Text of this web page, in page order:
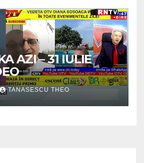
AZI – 31 IULIE
TANASESCU THEO